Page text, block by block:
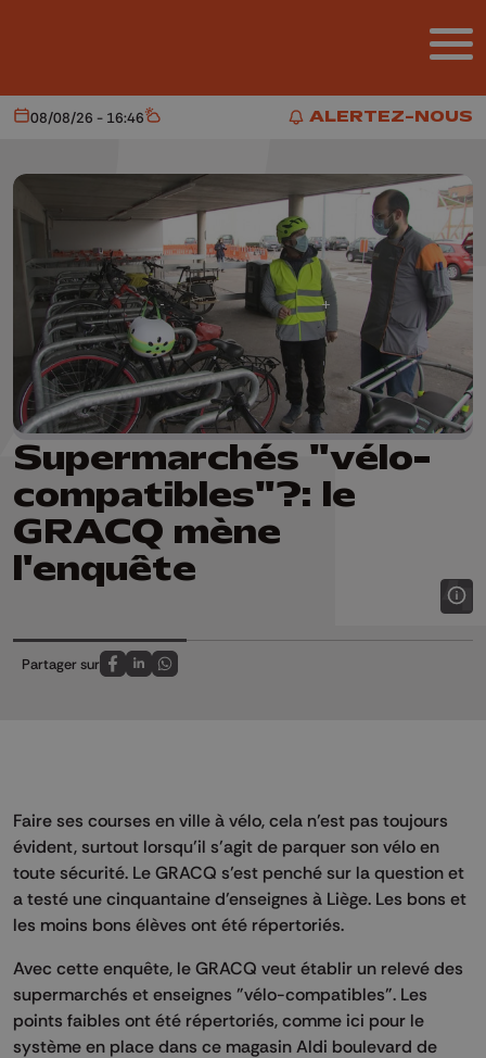
ALERTEZ-NOUS
ALERTEZ-NOUS
Aujourd'hui
08/08/26 - 16:46 Météo
Supermarchés "vélo-
compatibles"?: le
GRACQ mène
l'enquête
Partager sur
Partagez sur FaceBook
Partagez sur LinkedIn
Partagez sur Whatsapp
Faire ses courses en ville à vélo, cela n’est pas toujours
évident, surtout lorsqu’il s’agit de parquer son vélo en
toute sécurité. Le GRACQ s’est penché sur la question et
a testé une cinquantaine d’enseignes à Liège. Les bons et
les moins bons élèves ont été répertoriés.
Avec cette enquête, le GRACQ veut établir un relevé des
supermarchés et enseignes "vélo-compatibles". Les
points faibles ont été répertoriés, comme ici pour le
système en place dans ce magasin Aldi boulevard de